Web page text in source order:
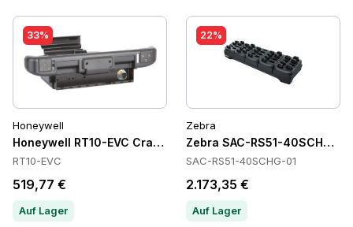
33%
Honeywell
Honeywell RT10-EVC Cradles
RT10-EVC
519,77 €
Auf Lager
22%
Zebra
Zebra SAC-RS51-40SCHG-
SAC-RS51-40SCHG-01
2.173,35 €
Auf Lager